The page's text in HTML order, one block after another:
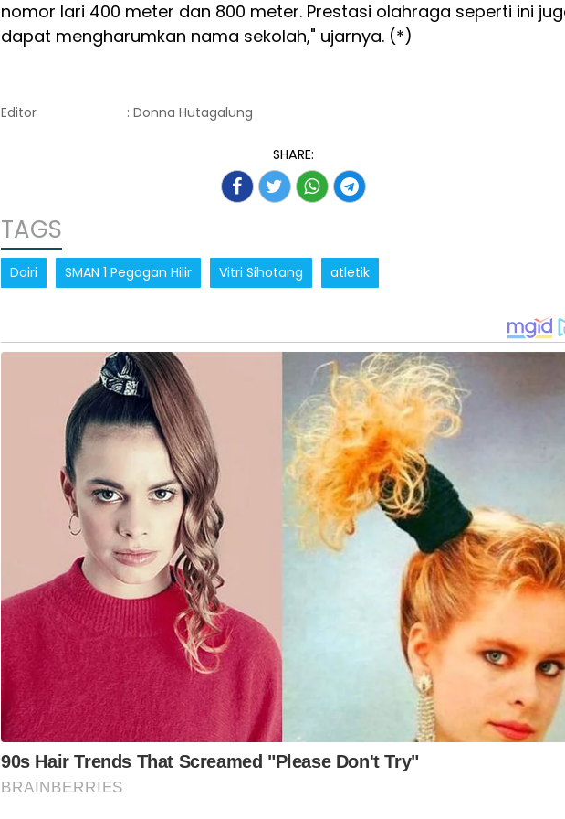
nomor lari 400 meter dan 800 meter. Prestasi olahraga seperti ini
dapat mengharumkan nama sekolah," ujarnya. (*)
Editor : Donna Hutagalung
SHARE:
TAGS
Dairi SMAN 1 Pegagan Hilir Vitri Sihotang atletik